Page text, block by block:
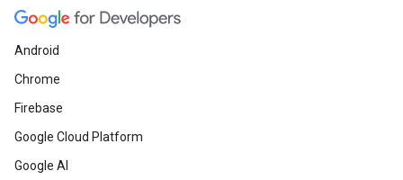
Android
Chrome
Firebase
Google Cloud Platform
Google AI